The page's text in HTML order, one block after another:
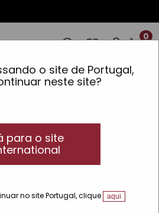
o site de Portugal,
neste site?
para o site
no site Portugal, clique aqui
0
PELA SUA